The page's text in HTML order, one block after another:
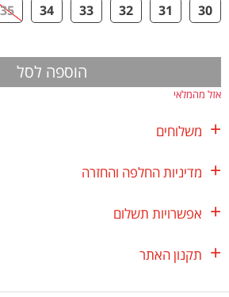
30
31
32
33
34
35
הוספה לסל
אזל מהמלאי
משלוחים
מדיניות החלפה והחזרה
אפשרויות תשלום
תקנון האתר